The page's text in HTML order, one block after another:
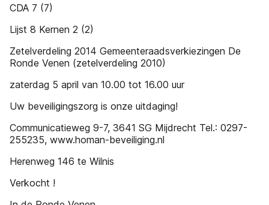
CDA 7 (7)
Lijst 8 Kernen 2 (2)
Zetelverdeling 2014 Gemeenteraadsverkiezingen De
Ronde Venen (zetelverdeling 2010)
zaterdag 5 april van 10.00 tot 16.00 uur
Uw beveiligingszorg is onze uitdaging!
Communicatieweg 9-7, 3641 SG Mijdrecht Tel.: 0297-
255235, www.homan-beveiliging.nl
Herenweg 146 te Wilnis
Verkocht !